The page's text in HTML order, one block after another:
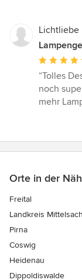
Lichtliebe
5
von
“Tolles
noch
mehr
Orte in der
Freital
Landkreis
Pirna
Coswig
Heidenau
Dippoldiswalde